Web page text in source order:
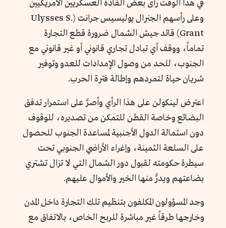
في هذا الوقت رأى بعض القادة العسكريين الأمريكيين
وعلى رأسهم الجنرال يوليسيس جرانت (Ulysses S.
Grant) قائد جيش الشمال ضرورة قطع التجارة
تماماً، ووقف أي تبادل تجاري قانوني أو غير قانوني مع
الجنوب، للحد من وصول الإمدادات للعدو وتوفير
شريان حياة لتمردهم وإطالة فترة الحرب.
اعترض لينكولن على هذا الرأي وأصرَّ على استمرار تدفق
البضائع وخاصة القطن للتمكن من تصديره، للوقوف
دون استمالة الدول الأجنبية لمساعدة الجنوب للحصول
على السلعة الثمينة، وإغراء الأراضي الجنوبي تحت
سيطرة حكومته لقبول دور الشمال التي لا تزال تشتري
بضاعتهم ويدرُّ منها الخير والأموال عليهم.
وجد المسؤولون المكلفون بتنظيم تلك التجارة داخل المدن
وخارجها طرقاً غير مباشرة للربح الخاص، بالاتفاق مع